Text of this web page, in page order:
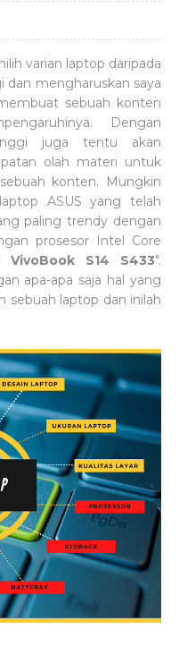
varian laptop daripada
dan mengharuskan saya
sebuah konten
Dengan
juga tentu akan
olah materi untuk
konten. Mungkin
ASUS yang telah
paling trendy dengan
prosesor Intel Core
VivoBook S14 S433".
apa-apa saja hal yang
sebuah laptop dan inilah